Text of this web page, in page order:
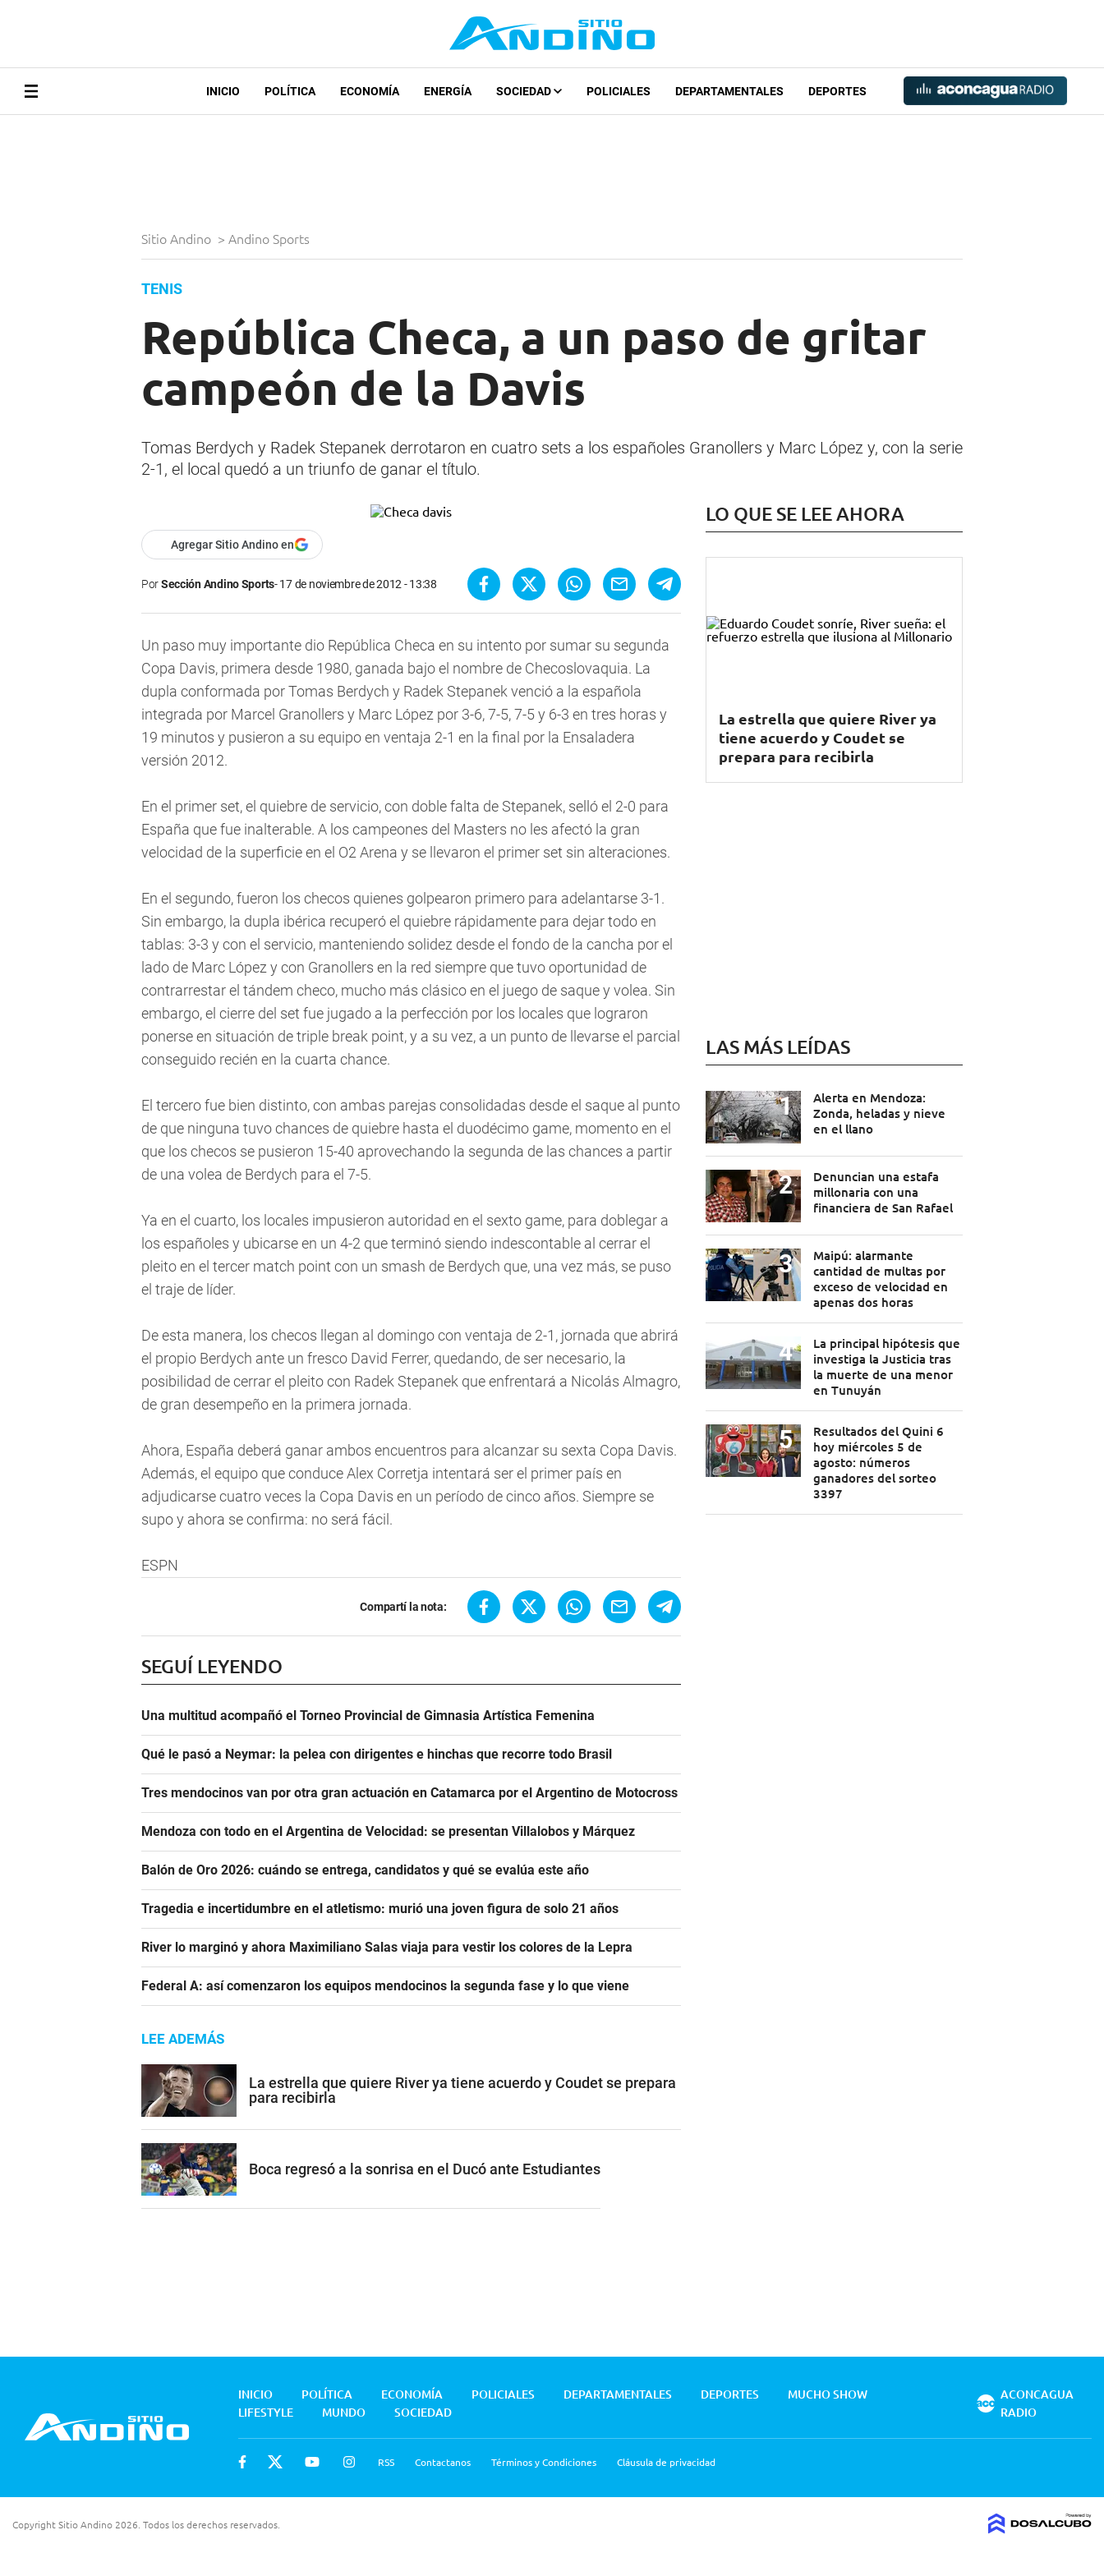
INICIO POLÍTICA ECONOMÍA ENERGÍA SOCIEDAD POLICIALES DEPARTAMENTALES DEPORTES
Sitio Andino > Andino Sports
TENIS
República Checa, a un paso de gritar
campeón de la Davis
Tomas Berdych y Radek Stepanek derrotaron en cuatro sets a los españoles Granollers y Marc López y, con la serie
2-1, el local quedó a un triunfo de ganar el título.
Agregar Sitio Andino en
PorSección Andino Sports 17 de noviembre de 2012 - 13:38
Un paso muy importante dio República Checa en su intento por sumar su segunda
Copa Davis, primera desde 1980, ganada bajo el nombre de Checoslovaquia. La
dupla conformada por Tomas Berdych y Radek Stepanek venció a la española
integrada por Marcel Granollers y Marc López por 3-6, 7-5, 7-5 y 6-3 en tres horas y
19 minutos y pusieron a su equipo en ventaja 2-1 en la final por la Ensaladera
versión 2012.
En el primer set, el quiebre de servicio, con doble falta de Stepanek, selló el 2-0 para
España que fue inalterable. A los campeones del Masters no les afectó la gran
velocidad de la superficie en el O2 Arena y se llevaron el primer set sin alteraciones.
En el segundo, fueron los checos quienes golpearon primero para adelantarse 3-1.
Sin embargo, la dupla ibérica recuperó el quiebre rápidamente para dejar todo en
tablas: 3-3 y con el servicio, manteniendo solidez desde el fondo de la cancha por el
lado de Marc López y con Granollers en la red siempre que tuvo oportunidad de
contrarrestar el tándem checo, mucho más clásico en el juego de saque y volea. Sin
embargo, el cierre del set fue jugado a la perfección por los locales que lograron
ponerse en situación de triple break point, y a su vez, a un punto de llevarse el parcial
conseguido recién en la cuarta chance.
El tercero fue bien distinto, con ambas parejas consolidadas desde el saque al punto
de que ninguna tuvo chances de quiebre hasta el duodécimo game, momento en el
que los checos se pusieron 15-40 aprovechando la segunda de las chances a partir
de una volea de Berdych para el 7-5.
Ya en el cuarto, los locales impusieron autoridad en el sexto game, para doblegar a
los españoles y ubicarse en un 4-2 que terminó siendo indescontable al cerrar el
pleito en el tercer match point con un smash de Berdych que, una vez más, se puso
el traje de líder.
De esta manera, los checos llegan al domingo con ventaja de 2-1, jornada que abrirá
el propio Berdych ante un fresco David Ferrer, quedando, de ser necesario, la
posibilidad de cerrar el pleito con Radek Stepanek que enfrentará a Nicolás Almagro,
de gran desempeño en la primera jornada.
Ahora, España deberá ganar ambos encuentros para alcanzar su sexta Copa Davis.
Además, el equipo que conduce Alex Corretja intentará ser el primer país en
adjudicarse cuatro veces la Copa Davis en un período de cinco años. Siempre se
supo y ahora se confirma: no será fácil.
ESPN
Compartí la nota:
SEGUÍ LEYENDO
Una multitud acompañó el Torneo Provincial de Gimnasia Artística Femenina
Qué le pasó a Neymar: la pelea con dirigentes e hinchas que recorre todo Brasil
Tres mendocinos van por otra gran actuación en Catamarca por el Argentino de Motocross
Mendoza con todo en el Argentina de Velocidad: se presentan Villalobos y Márquez
Balón de Oro 2026: cuándo se entrega, candidatos y qué se evalúa este año
Tragedia e incertidumbre en el atletismo: murió una joven figura de solo 21 años
River lo marginó y ahora Maximiliano Salas viaja para vestir los colores de la Lepra
Federal A: así comenzaron los equipos mendocinos la segunda fase y lo que viene
LEE ADEMÁS
La estrella que quiere River ya tiene acuerdo y Coudet se prepara
para recibirla
Boca regresó a la sonrisa en el Ducó ante Estudiantes
LO QUE SE LEE AHORA
La estrella que quiere River ya
tiene acuerdo y Coudet se
prepara para recibirla
LAS MÁS LEÍDAS
Alerta en Mendoza:
Zonda, heladas y nieve
en el llano
Denuncian una estafa
millonaria con una
financiera de San Rafael
Maipú: alarmante
cantidad de multas por
exceso de velocidad en
apenas dos horas
La principal hipótesis que
investiga la Justicia tras
la muerte de una menor
en Tunuyán
Resultados del Quini 6
hoy miércoles 5 de
agosto: números
ganadores del sorteo
3397
INICIO POLÍTICA ECONOMÍA POLICIALES DEPARTAMENTALES DEPORTES
MUCHO SHOW
LIFESTYLE
MUNDO SOCIEDAD
RSS Contactanos Términos y Condiciones Cláusula de privacidad
ACONCAGUA
RADIO
Copyright Sitio Andino 2026. Todos los derechos reservados.